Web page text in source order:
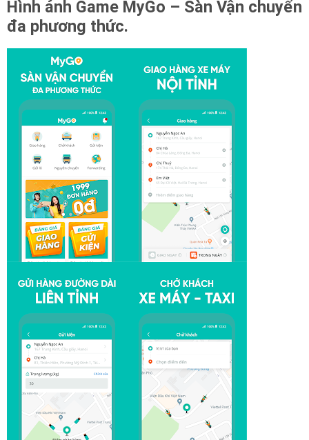
Hình ảnh Game MyGo – Sàn Vận chuyển
đa phương thức.